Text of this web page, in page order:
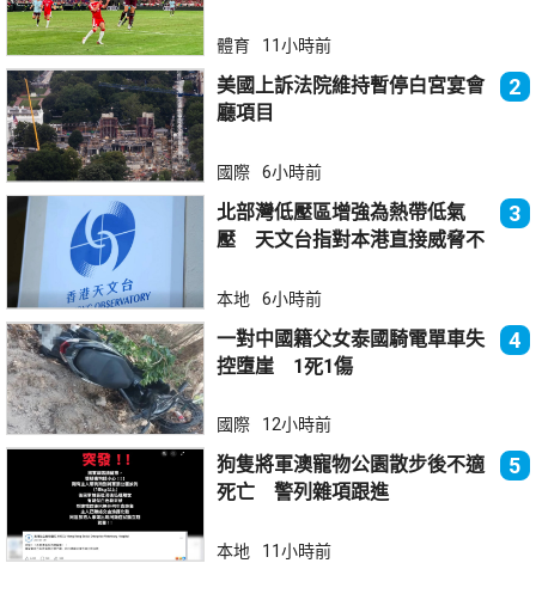
體育 11小時前
美國上訴法院維持暫停白宮宴會
廳項目
2
國際 6小時前
北部灣低壓區增強為熱帶低氣
壓 天文台指對本港直接威脅不
3
本地 6小時前
一對中國籍父女泰國騎電單車失
控墮崖 1死1傷
4
國際 12小時前
狗隻將軍澳寵物公園散步後不適
死亡 警列雜項跟進
5
本地 11小時前